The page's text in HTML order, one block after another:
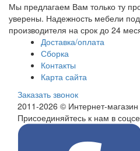
Мы предлагаем Вам только ту
уверены. Надежность мебели
производителя на срок до 24
Доставка/оплата
Сборка
Контакты
Карта сайта
Заказать звонок
2011-2026 © Интернет-
Присоединяйтесь к нам в